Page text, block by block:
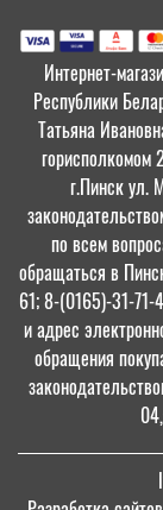
Интернет-
Республики
Татьяна
горисполкомом
г.Пинск ул.
по всем
обращаться в
61; 8-(0165)-31-
и адрес
обращения